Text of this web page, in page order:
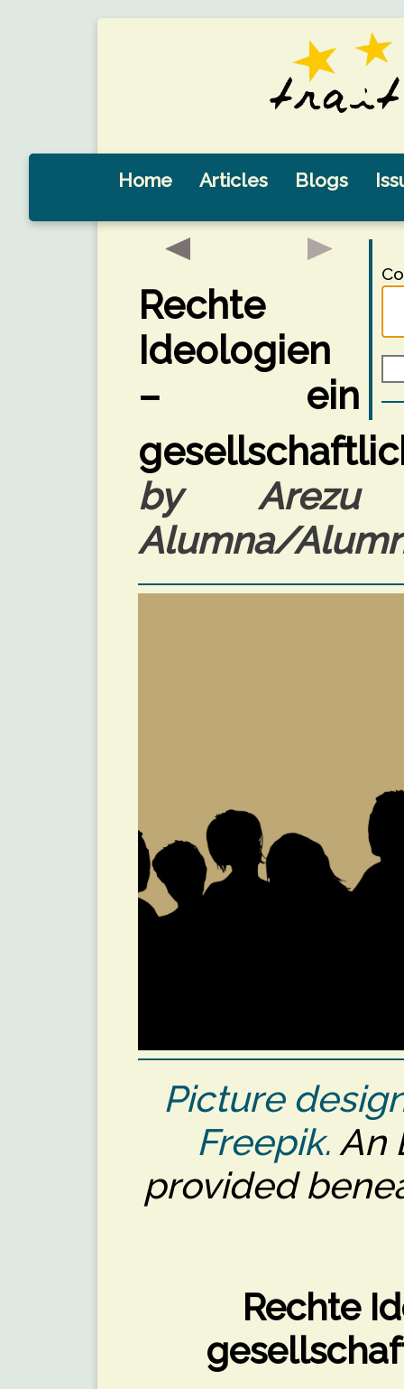
Home Articles Blogs
Rechte
Ideologien
– ein
by Arezu
Alumna/
Picture
Freepik. An
provided
Rechte